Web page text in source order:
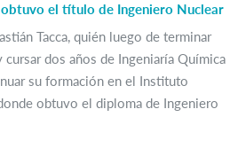
obtuvo el título de Ingeniero Nuclear
Tacca, quién luego de terminar
cursar dos años de Ingeniaría Química
su formación en el Instituto
obtuvo el diploma de Ingeniero